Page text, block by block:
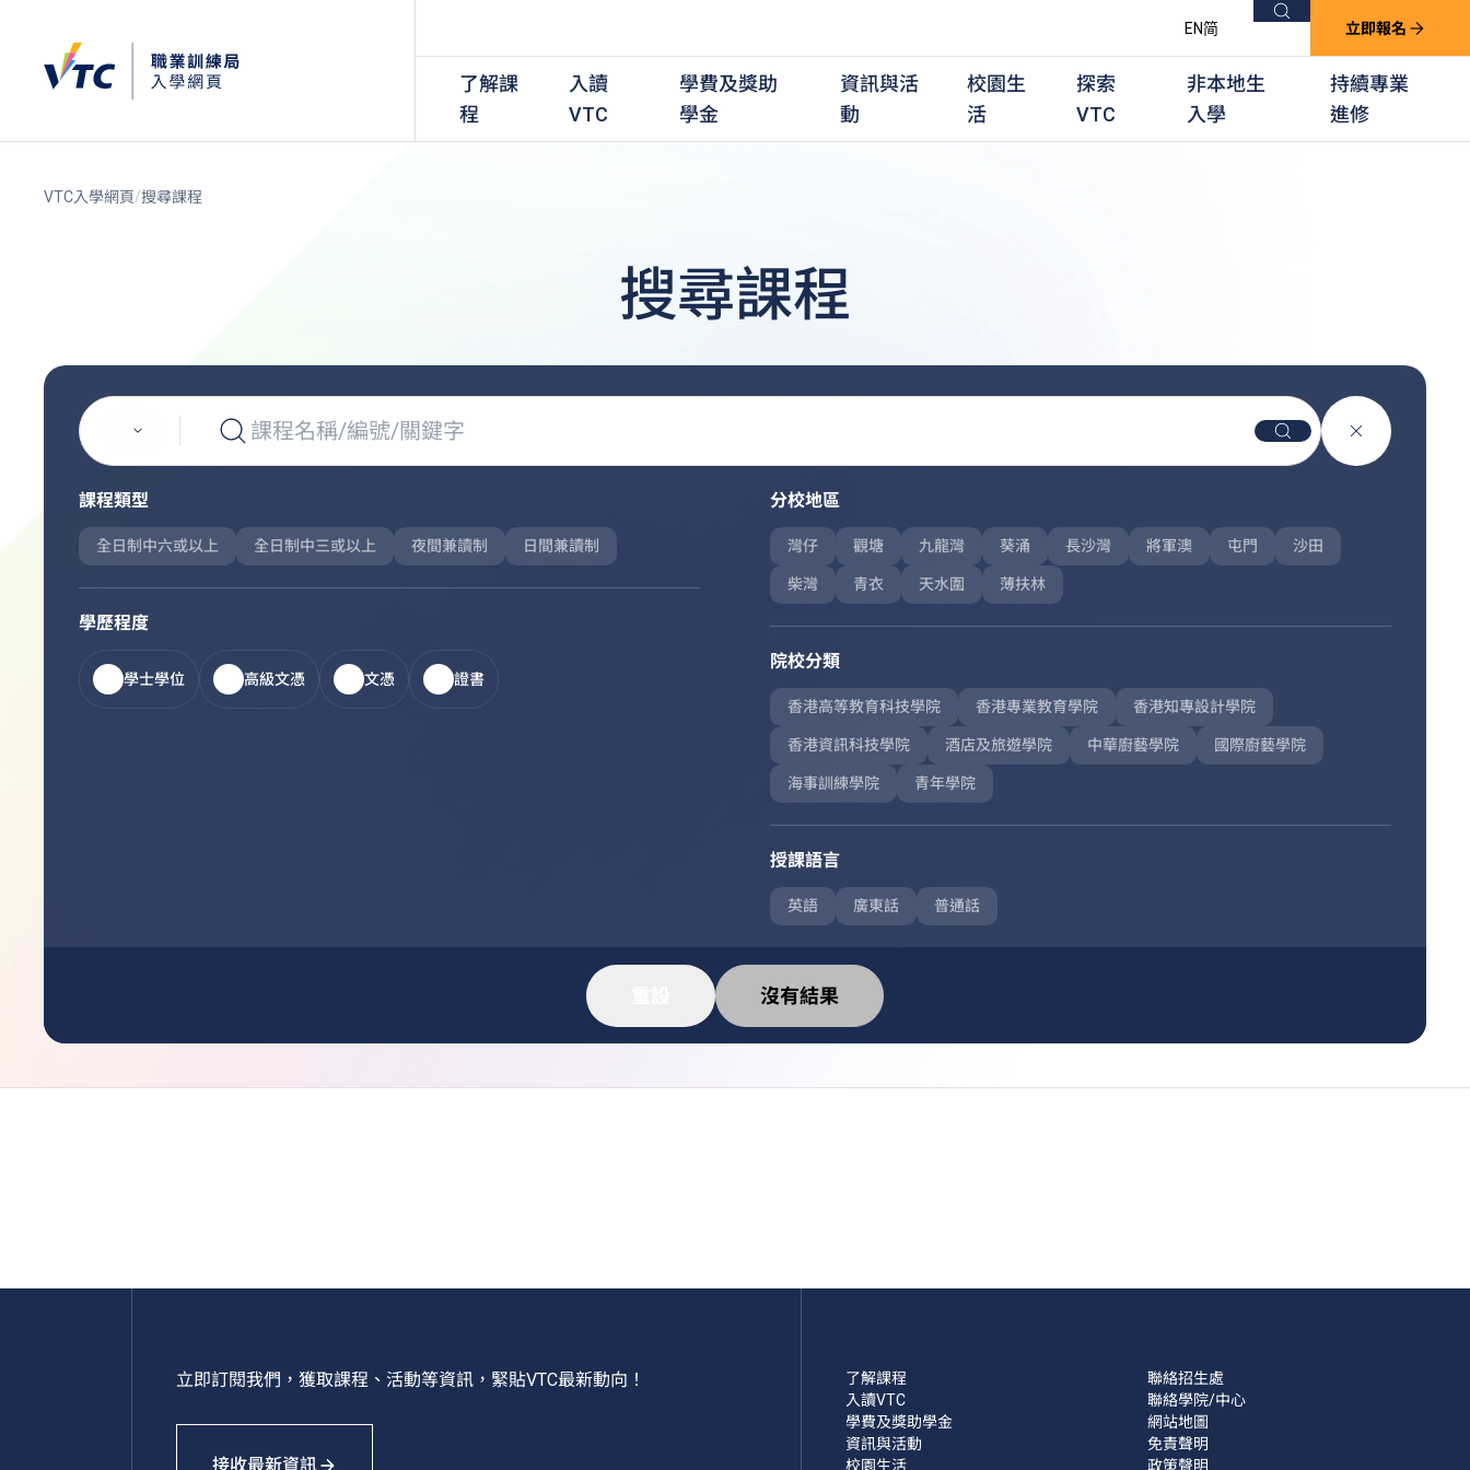
EN简 搜尋 立即報名
了解課
程
職前培訓課程
全日制中六或以上
在職培訓課程
持續專業進修
學徒及其他訓練計劃
入讀
VTC
職前培訓
全日制中六或以上
在職培訓
持續專業進修
學費及獎助
學金
學費及資助
全日制中六或以上
獎學金
獎學金及獎勵計劃
資訊與活
動
入學資訊
最新動態
校園生
活
探索
VTC
非本地生
入學
持續專業
進修
VTC入學網頁 搜尋課程
搜尋課程
搜尋 關閉
課程類型
全日制中六或以上 全日制中三或以上 夜間兼讀制 日間兼讀制
學歷程度
學士學位 高級文憑 文憑 證書
分校地區
灣仔 觀塘 九龍灣 葵涌 長沙灣 將軍澳 屯門 沙田
柴灣 青衣 天水圍 薄扶林
院校分類
香港高等教育科技學院 香港專業教育學院 香港知專設計學院
香港資訊科技學院 酒店及旅遊學院 中華廚藝學院 國際廚藝學院
海事訓練學院 青年學院
授課語言
英語 廣東話 普通話
沒有結果
立即訂閱我們，獲取課程、活動等資訊，緊貼VTC最新動向！
接收最新資訊
了解課程
入讀VTC
學費及獎助學金
資訊與活動
校園生活
聯絡招生處
聯絡學院/中心
網站地圖
免責聲明
政策聲明